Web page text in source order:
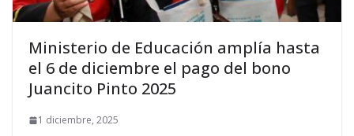
Ministerio de Educación amplía hasta
el 6 de diciembre el pago del bono
Juancito Pinto 2025
1 diciembre, 2025